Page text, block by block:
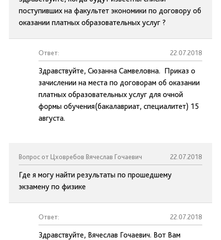
поступивших на факультет экономики по договору об
оказании платных образовательных услуг ?
Ответ: 22.07.2018
Здравствуйте, Сюзанна Самвеловна. Приказ о
зачислении на места по договорам об оказании
платных образовательных услуг для очной
формы обучения(бакалавриат, специалитет) 15
августа.
Вопрос от Цховребов Вячеслав Гочаевич 22.07.2018
Где я могу найти результаты по прошедшему
экзамену по физике
Ответ: 22.07.2018
Здравствуйте, Вячеслав Гочаевич. Вот Вам